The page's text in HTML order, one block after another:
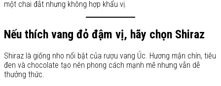
một chai đắt nhưng không hợp khẩu vị.
Nếu thích vang đỏ đậm vị, hãy chọn Shiraz
Shiraz là giống nho nổi bật của rượu vang Úc. Hương mận chín, tiêu
đen và chocolate tạo nên phong cách mạnh mẽ nhưng vẫn dễ
thưởng thức.